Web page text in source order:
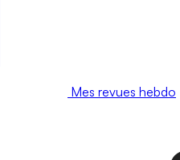
Mes revues hebdo